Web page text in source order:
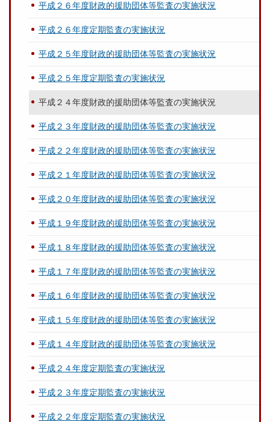
平成２６年度財政的援助団体等監査の実施状況
平成２６年度定期監査の実施状況
平成２５年度財政的援助団体等監査の実施状況
平成２５年度定期監査の実施状況
平成２４年度財政的援助団体等監査の実施状況
平成２３年度財政的援助団体等監査の実施状況
平成２２年度財政的援助団体等監査の実施状況
平成２１年度財政的援助団体等監査の実施状況
平成２０年度財政的援助団体等監査の実施状況
平成１９年度財政的援助団体等監査の実施状況
平成１８年度財政的援助団体等監査の実施状況
平成１７年度財政的援助団体等監査の実施状況
平成１６年度財政的援助団体等監査の実施状況
平成１５年度財政的援助団体等監査の実施状況
平成１４年度財政的援助団体等監査の実施状況
平成２４年度定期監査の実施状況
平成２３年度定期監査の実施状況
平成２２年度定期監査の実施状況